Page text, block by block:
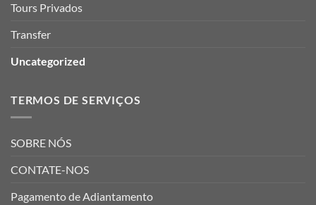
Tours Privados
Transfer
Uncategorized
TERMOS DE SERVIÇOS
SOBRE NÓS
CONTATE-NOS
Pagamento de Adiantamento